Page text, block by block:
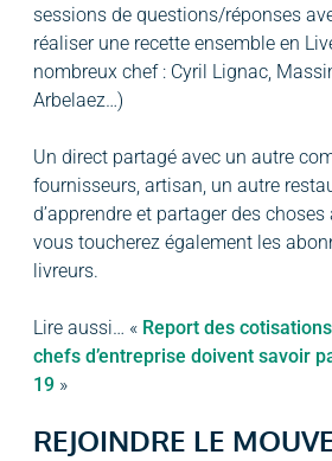
sessions de questions/réponses
réaliser une recette ensemble en
nombreux chef : Cyril Lignac,
Arbelaez…)
Un direct partagé avec un autre
fournisseurs, artisan, un autre
d’apprendre et partager des
vous toucherez également les
livreurs.
Lire aussi… « Report des
chefs d’entreprise doivent savoir
19 »
REJOINDRE LE